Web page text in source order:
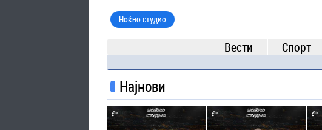
Ноќно студио
Вести Спорт
Најнови